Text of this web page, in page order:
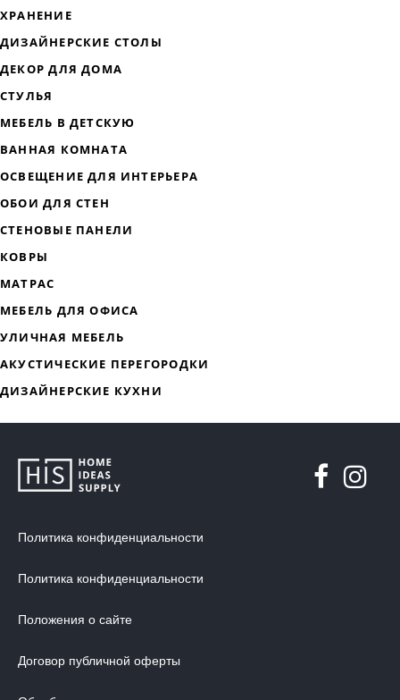
ХРАНЕНИЕ
ДЕКОР ДЛЯ ДОМА
ВАННАЯ КОМНАТА
ОСВЕЩЕНИЕ ДЛЯ ИНТЕРЬЕРА
Политика конфиденциальности
Политика конфиденциальности
Положения о сайте
Договор публичной оферты